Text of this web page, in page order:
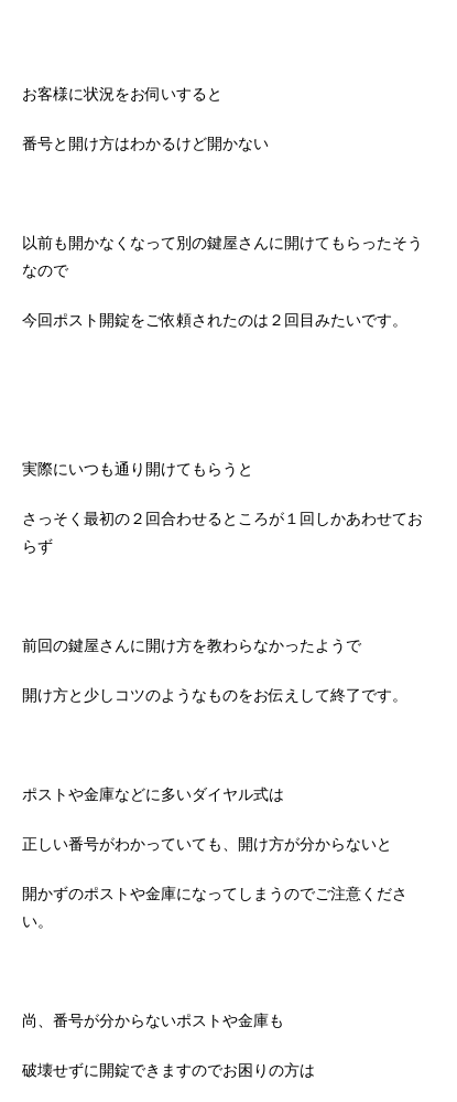
お客様に状況をお伺いすると
番号と開け方はわかるけど開かない
以前も開かなくなって別の鍵屋さんに開けてもらったそう
なので
今回ポスト開錠をご依頼されたのは２回目みたいです。
実際にいつも通り開けてもらうと
さっそく最初の２回合わせるところが１回しかあわせてお
らず
前回の鍵屋さんに開け方を教わらなかったようで
開け方と少しコツのようなものをお伝えして終了です。
ポストや金庫などに多いダイヤル式は
正しい番号がわかっていても、開け方が分からないと
開かずのポストや金庫になってしまうのでご注意くださ
い。
尚、番号が分からないポストや金庫も
破壊せずに開錠できますのでお困りの方は